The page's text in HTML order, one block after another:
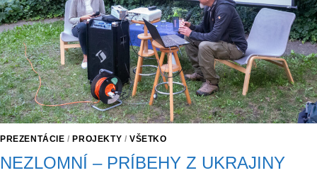
PREZENTÁCIE / PROJEKTY /VŠETKO
NEZLOMNÍ – PRÍBEHY Z UKRAJINY